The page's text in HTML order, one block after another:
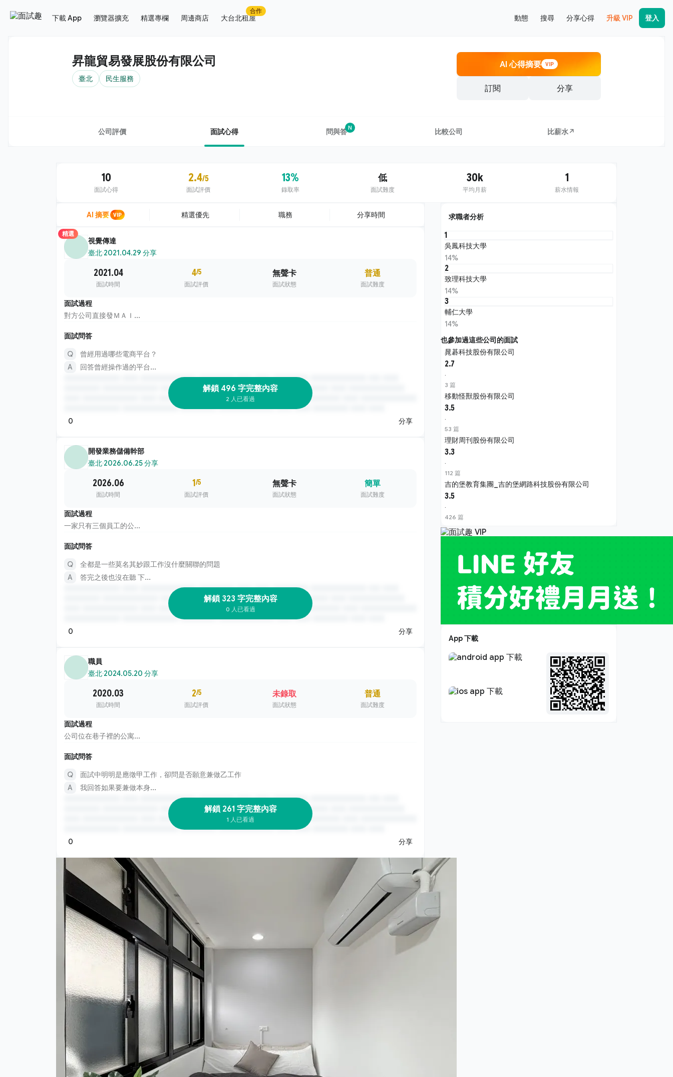
下載 App 瀏覽器擴充 精選專欄 周邊商店 大台北租屋
合作
動態 搜尋 分享心得 升級 VIP 登入
昇龍貿易發展股份有限公司
臺北 民生服務
AI 心得摘要 VIP
訂閱 分享
公司評價 面試心得 問與答N 比較公司 比薪水↗
10
面試心得
2.4/5
面試評價
13%
錄取率
低
面試難度
30k
平均月薪
1
薪水情報
AI 摘要 VIP 職務
精選
視覺傳達
臺北·2021.04.29 分享
2021.04
面試時間
4/5
面試評價
無聲卡
面試狀態
普通
面試難度
面試過程
對方公司直接發ＭＡＩ...
面試問答
曾經用過哪些電商平台？
回答曾經操作過的平台...
解鎖 496 字完整內容
2 人已看過
0 分享
開發業務儲備幹部
臺北·2026.06.25 分享
2026.06
面試時間
1/5
面試評價
無聲卡
面試狀態
簡單
面試難度
面試過程
一家只有三個員工的公...
面試問答
全都是一些莫名其妙跟工作沒什麼關聯的問題
答完之後也沒在聽 下...
解鎖 323 字完整內容
0 人已看過
0 分享
職員
臺北·2024.05.20 分享
2020.03
面試時間
2/5
面試評價
未錄取
面試狀態
普通
面試難度
面試過程
公司位在巷子裡的公寓...
面試問答
面試中明明是應徵甲工作，卻問是否願意兼做乙工作
我回答如果要兼做本身...
解鎖 261 字完整內容
1 人已看過
0 分享
求職者分析
1
吳鳳科技大學
14%
2
致理科技大學
14%
3
輔仁大學
14%
也參加過這些公司的面試
晁碁科技股份有限公司
2.7
·
3 篇
移動怪獸股份有限公司
3.5
·
53 篇
理財周刊股份有限公司
3.3
·
112 篇
吉的堡教育集團_吉的堡網路科技股份有限公司
3.5
·
426 篇
App 下載